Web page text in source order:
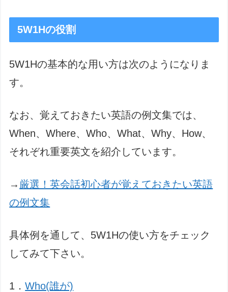
5W1Hの役割
5W1Hの基本的な用い方は次のようになりま
す。
なお、覚えておきたい英語の例文集では、
When、Where、Who、What、Why、How、
それぞれ重要英文を紹介しています。
→ 厳選！英会話初心者が覚えておきたい英語
の例文集
具体例を通して、5W1Hの使い方をチェック
してみて下さい。
1．Who(誰が)